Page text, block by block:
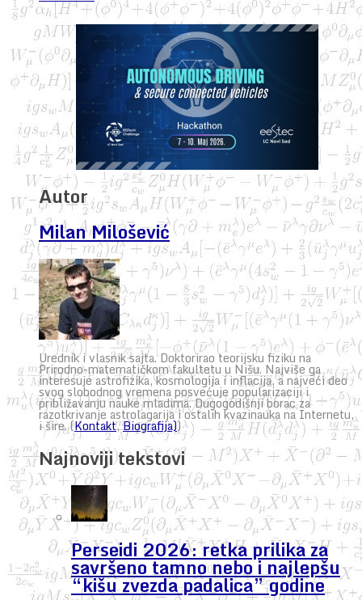
Autor
Milan Milošević
Urednik i vlasnik sajta. Doktorirao teorijsku fiziku na
Prirodno-matematičkom fakultetu u Nišu. Najviše ga
interesuje astrofizika, kosmologija i inflacija, a najveći deo
svog slobodnog vremena posvećuje popularizaciji i
približavanju nauke mladima. Dugogodišnji borac za
razotkrivanje astrolagarija i ostalih kvazinauka na Internetu,
i šire. (Kontakt,Biografija))
Najnoviji tekstovi
Perseidi 2026: retka prilika za
savršeno tamno nebo i najlepšu
“kišu zvezda padalica” godine